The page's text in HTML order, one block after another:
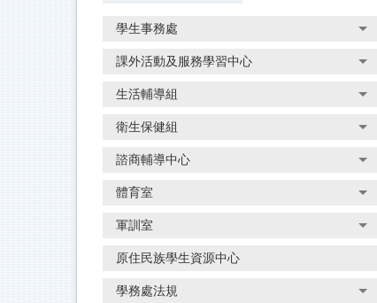
學生事務處
課外活動及服務學習中心
生活輔導組
衛生保健組
諮商輔導中心
體育室
軍訓室
原住民族學生資源中心
學務處法規